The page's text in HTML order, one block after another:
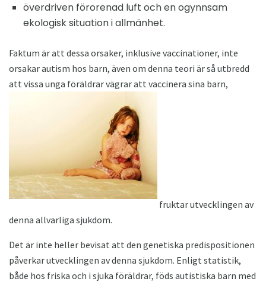
överdriven förorenad luft och en ogynnsam
ekologisk situation i allmänhet.
Faktum är att dessa orsaker, inklusive vaccinationer, inte
orsakar autism hos barn, även om denna teori är så utbredd
att vissa unga föräldrar vägrar att vaccinera sina barn,
fruktar utvecklingen av
denna allvarliga sjukdom.
Det är inte heller bevisat att den genetiska predispositionen
påverkar utvecklingen av denna sjukdom. Enligt statistik,
både hos friska och i sjuka föräldrar, föds autistiska barn med